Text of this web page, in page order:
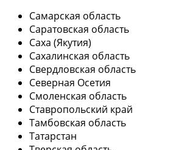
Самарская область
Саратовская область
Саха (Якутия)
Сахалинская область
Свердловская область
Северная Осетия
Смоленская область
Ставропольский край
Тамбовская область
Татарстан